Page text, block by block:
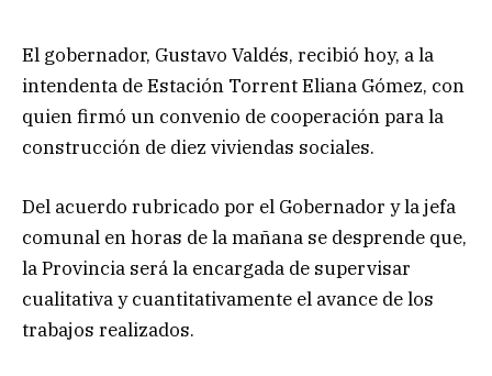
El gobernador, Gustavo Valdés, recibió hoy, a la
intendenta de Estación Torrent Eliana Gómez, con
quien firmó un convenio de cooperación para la
construcción de diez viviendas sociales.
Del acuerdo rubricado por el Gobernador y la jefa
comunal en horas de la mañana se desprende que,
la Provincia será la encargada de supervisar
cualitativa y cuantitativamente el avance de los
trabajos realizados.